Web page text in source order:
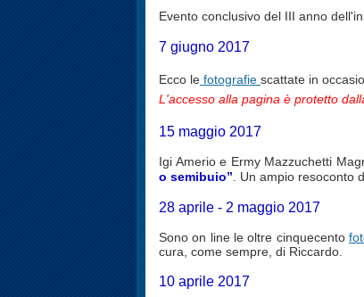
Evento conclusivo del III anno
7 giugno 2017
Ecco le fotografie scattate in
L'accesso alla pagina è protetto
15 maggio 2017
Igi Amerio e Ermy Mazzuchetti
o semibuio” . Un ampio
28 aprile - 2 maggio 2017
Sono on line le oltre cinquecento
cura, come sempre, di Riccardo.
10 aprile 2017